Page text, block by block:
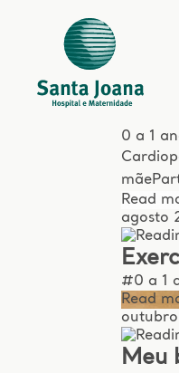
0 a 1
mãe
Read
agosto
#0 a 1
Read
Meu